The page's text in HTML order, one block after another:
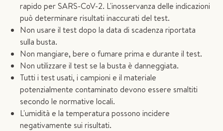
rapido per SARS-CoV-2. L'inosservanza delle indicazioni
può determinare risultati inaccurati del test.
Non usare il test dopo la data di scadenza riportata
sulla busta.
Non mangiare, bere o fumare prima e durante il test.
Non utilizzare il test se la busta è danneggiata.
Tutti i test usati, i campioni e il materiale
potenzialmente contaminato devono essere smaltiti
secondo le normative locali.
L'umidità e la temperatura possono incidere
negativamente sui risultati.